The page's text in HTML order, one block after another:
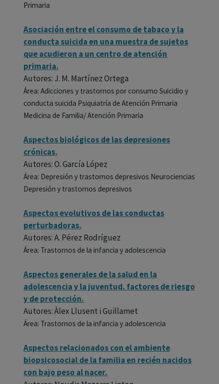
Primaria
Asociación entre el consumo de tabaco y la
conducta suicida en una muestra de sujetos
que acudieron a un centro de atención
primaria.
Autores: J. M. Martínez Ortega
Área: Adicciones y trastornos por consumo Suicidio y
conducta suicida Psiquiatría de Atención Primaria
Medicina de Familia/ Atención Primaria
Aspectos biológicos de las depresiones
crónicas.
Autores: O. García López
Área: Depresión y trastornos depresivos Neurociencias
Depresión y trastornos depresivos
Aspectos evolutivos de las conductas
perturbadoras.
Autores: A. Pérez Rodríguez
Área: Trastornos de la infancia y adolescencia
Aspectos generales de la salud en la
adolescencia y la juventud. factores de riesgo
y de protección.
Autores: Àlex Llusent i Guillamet
Área: Trastornos de la infancia y adolescencia
Aspectos relacionados con el ambiente
biopsicosocial de la familia en recién nacidos
con bajo peso al nacer.